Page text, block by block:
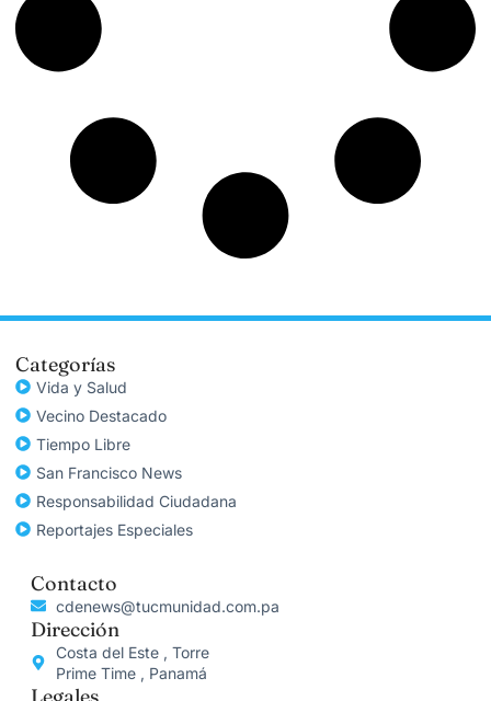
Categorías
Vida y Salud
Vecino Destacado
Tiempo Libre
San Francisco News
Responsabilidad Ciudadana
Reportajes Especiales
Contacto
cdenews@tucmunidad.com.pa
Dirección
Costa del Este , Torre
Prime Time , Panamá
Legales